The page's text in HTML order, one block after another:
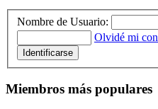
Nombre de Usuario:
Olvidé mi
Miembros más populares